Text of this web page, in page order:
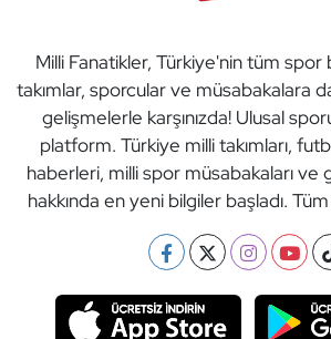
Milli Fanatikler, Türkiye'nin tüm spor
takımlar, sporcular ve müsabakalara
gelişmelerle karşınızda! Ulusal
platform. Türkiye milli takımları,
haberleri, milli spor müsabakaları ve
hakkında en yeni bilgiler başladı.